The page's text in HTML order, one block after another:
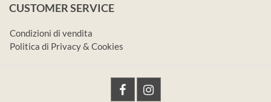
CUSTOMER SERVICE
Condizioni di vendita
Politica di Privacy & Cookies